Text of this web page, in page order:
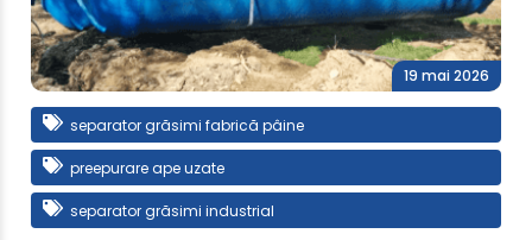
19 mai 2026
separator grăsimi fabrică pâine
preepurare ape uzate
separator grăsimi industrial